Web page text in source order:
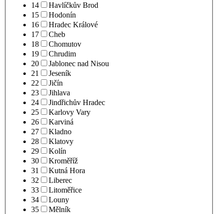
14
Havlíčkův Brod
15
Hodonín
16
Hradec Králové
17
Cheb
18
Chomutov
19
Chrudim
20
Jablonec nad Nisou
21
Jeseník
22
Jičín
23
Jihlava
24
Jindřichův Hradec
25
Karlovy Vary
26
Karviná
27
Kladno
28
Klatovy
29
Kolín
30
Kroměříž
31
Kutná Hora
32
Liberec
33
Litoměřice
34
Louny
35
Mělník